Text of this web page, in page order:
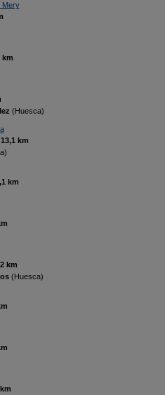
Mery
km
(Huesca)
13,1 km
km
km
(Huesca)